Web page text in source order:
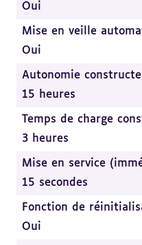
Oui
Mise en veille
Oui
Autonomie
15 heures
Temps de charge
3 heures
Mise en service
15 secondes
Fonction de
Oui